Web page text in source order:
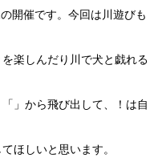
開催です。今回は川遊びも
楽しんだり川で犬と戯れる
」から飛び出して、！は自
ほしいと思います。